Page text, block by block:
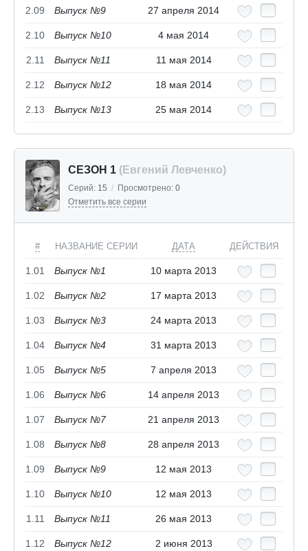
2.09 Выпуск №9 27 апреля 2014
2.10 Выпуск №10 4 мая 2014
2.11 Выпуск №11 11 мая 2014
2.12 Выпуск №12 18 мая 2014
2.13 Выпуск №13 25 мая 2014
СЕЗОН 1 (Евгений Левченко)
Серий: 15 / Просмотрено: 0
Отметить все серии
# НАЗВАНИЕ СЕРИИ ДАТА ДЕЙСТВИЯ
1.01 Выпуск №1 10 марта 2013
1.02 Выпуск №2 17 марта 2013
1.03 Выпуск №3 24 марта 2013
1.04 Выпуск №4 31 марта 2013
1.05 Выпуск №5 7 апреля 2013
1.06 Выпуск №6 14 апреля 2013
1.07 Выпуск №7 21 апреля 2013
1.08 Выпуск №8 28 апреля 2013
1.09 Выпуск №9 12 мая 2013
1.10 Выпуск №10 12 мая 2013
1.11 Выпуск №11 26 мая 2013
1.12 Выпуск №12 2 июня 2013